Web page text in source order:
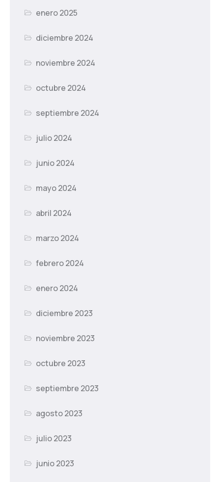
enero 2025
diciembre 2024
noviembre 2024
octubre 2024
septiembre 2024
julio 2024
junio 2024
mayo 2024
abril 2024
marzo 2024
febrero 2024
enero 2024
diciembre 2023
noviembre 2023
octubre 2023
septiembre 2023
agosto 2023
julio 2023
junio 2023